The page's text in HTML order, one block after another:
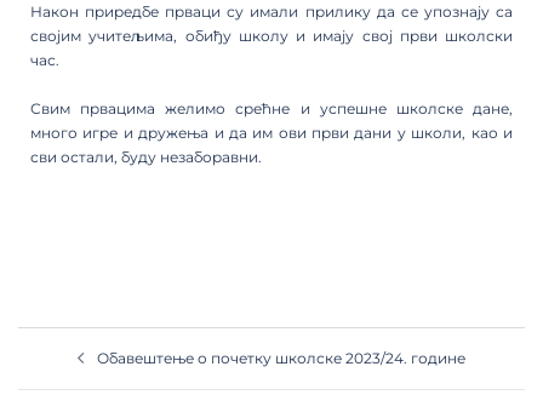
Након приредбе прваци су имали прилику да се упознају са
својим учитељима, обиђу школу и имају свој први школски
час.
Свим првацима желимо срећне и успешне школске дане,
много игре и дружења и да им ови први дани у школи, као и
сви остали, буду незаборавни.
Обавештење о почетку школске 2023/24. године